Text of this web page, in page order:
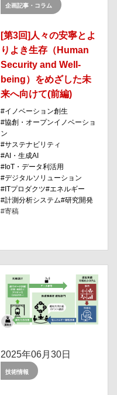
企画記事・コラム
[第3回]人々の安寧とよ
りよき生存（Human
Security and Well-
being）をめざした未
来へ向けて(前編)
イノベーション創⽣
協創・オープンイノベーショ
ン
サステナビリティ
AI・⽣成AI
IoT・データ利活⽤
デジタルソリューション
ITプロダクツ
エネルギー
計測分析システム 研究開発
寄稿
2025年06月30日
技術情報